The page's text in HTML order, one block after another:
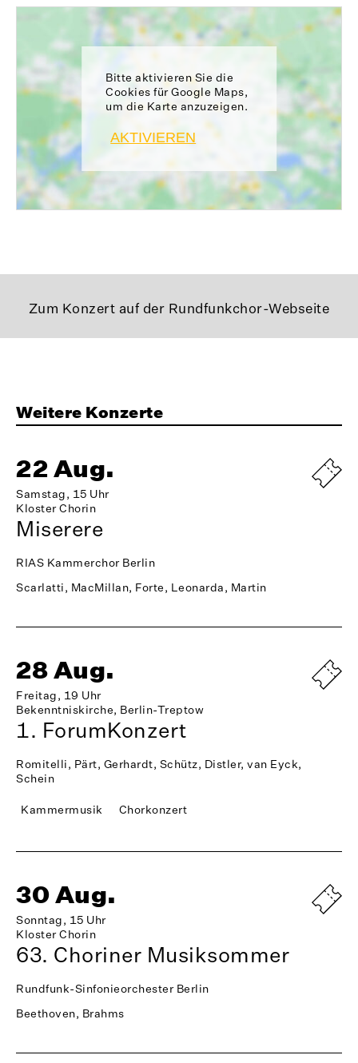
Bitte aktivieren Sie die
Cookies für Google Maps,
um die Karte anzuzeigen.
AKTIVIEREN
Zum Konzert auf der Rundfunkchor-Webseite
Weitere Konzerte
22 Aug.
Samstag, 15 Uhr
Kloster Chorin
Miserere
RIAS Kammerchor Berlin
Scarlatti, MacMillan, Forte, Leonarda, Martin
28 Aug.
Freitag, 19 Uhr
Bekenntniskirche, Berlin-Treptow
1. ForumKonzert
Romitelli, Pärt, Gerhardt, Schütz, Distler, van Eyck,
Schein
Kammermusik Chorkonzert
30 Aug.
Sonntag, 15 Uhr
Kloster Chorin
63. Choriner Musiksommer
Rundfunk-Sinfonieorchester Berlin
Beethoven, Brahms